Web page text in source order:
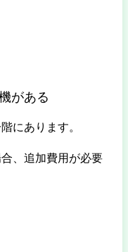
がある
にあります。
、追加費用が必要